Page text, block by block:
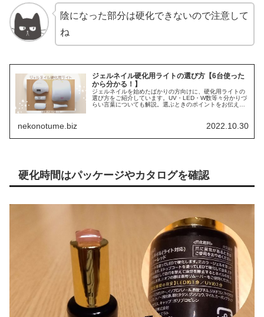
陰になった部分は硬化できないので注意して
ね
ジェルネイル硬化用ライトの選び方【6台使った
から分かる！】
ジェルネイルを始めたばかりの方向けに、硬化用ライトの
選び方をご紹介しています。UV・LED・W数等々分かりづ
らい言葉についても解説。選ぶときのポイントをお伝えし
nekonotume.biz 2022.10.30
硬化時間はパッケージやカタログを確認